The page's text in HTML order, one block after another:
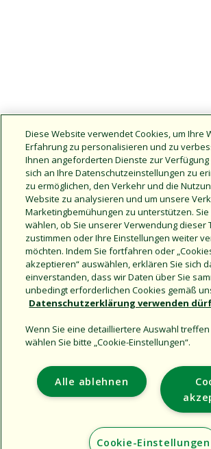
Diese Website verwendet Cookies, um Ihre
Erfahrung zu personalisieren und zu
Ihnen angeforderten Dienste zur Verfügung
sich an Ihre Datenschutzeinstellungen zu
zu ermöglichen, den Verkehr und die
Website zu analysieren und um unsere
Marketingbemühungen zu unterstützen.
wählen, ob Sie unserer Verwendung dieser
zustimmen oder Ihre Einstellungen weiter
möchten. Indem Sie fortfahren oder
akzeptieren“ auswählen, erklären Sie sich
einverstanden, dass wir Daten über Sie
unbedingt erforderlichen Cookies gemäß
Datenschutzerklärung verwenden
Wenn Sie eine detailliertere Auswahl
wählen Sie bitte „Cookie-Einstellungen“.
Alle ablehnen
Cookie-Einstellungen